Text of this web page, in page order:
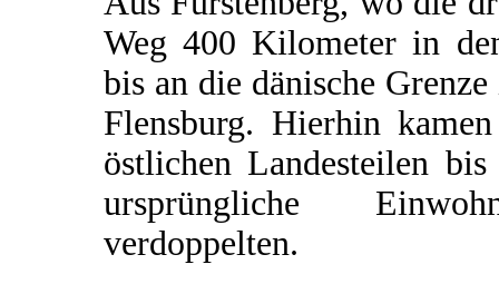
Weg 400 Kilometer in
bis an die dänische
Flensburg. Hierhin
östlichen Landesteilen
ursprüngliche
verdoppelten.